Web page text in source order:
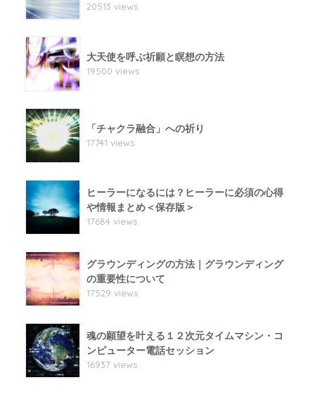
20513 views
大天使を呼ぶ祈願と瞑想の方法
19500 views
「チャクラ融合」への祈り
17741 views
ヒーラーになるには？ヒーラーに必須の心得
や情報まとめ＜保存版＞
17684 views
グラウンディングの方法｜グラウンディング
の重要性について
17529 views
魂の願望を叶える１２次元タイムマシン・コ
ンピューター電話セッション
16937 views